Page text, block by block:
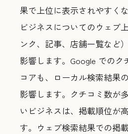
果で上位に表示されやすくな
ビジネスについてのウェブ
ンク、記事、店舗一覧など
影響します。Google でのク
コアも、ローカル検索結果
影響します。クチコミ数が
いビジネスは、掲載順位が
す。ウェブ検索結果での掲